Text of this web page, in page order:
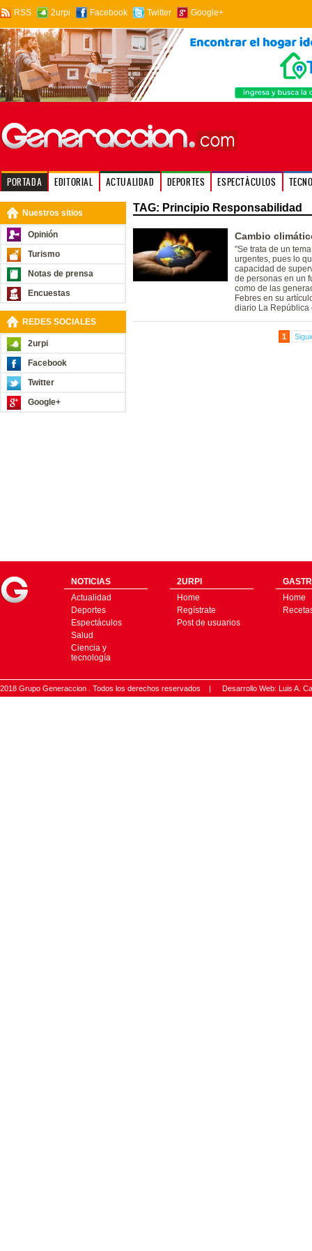
RSS 2urpi Facebook Twitter Google+
PORTADA EDITORIAL ACTUALIDAD DEPORTES ESPECTÁCULOS
Nuestros sitios
Opinión
Turismo
Notas de prensa
Encuestas
REDES SOCIALES
2urpi
Facebook
Twitter
Google+
TAG: Principio Responsabilidad
Cambio
"Se trata de un
urgentes, pues lo
capacidad de
de personas en un
como de las
Febres en su
diario La República
1
NOTICIAS
Actualidad
Deportes
Espectáculos
Salud
Ciencia y
tecnología
2URPI
Home
Regístrate
Post de usuarios
Home
2018 Grupo Generaccion . Todos los derechos reservados | Desarrollo Web: Luis